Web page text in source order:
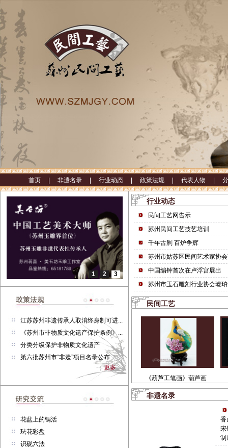
首页 | 非遗名录 | 行业动态 | 政策法规 | 代表人物 |
1 2 3
江苏苏州非遗传承人取消终身制可进...
《苏州市非物质文化遗产保护条例》...
分类分级保护非物质文化遗产
第六批苏州市“非遗”项目名录公布
更多
花盆上的锔活
珐花彩盘
识砚六法
行业动态
民间工艺网告示
苏州民间工艺技艺培训
千年古刹 百炉争辉
苏州市姑苏区民间艺术家协
中国编钟首次在卢浮宫展出
苏州市玉石雕刻行业协会琥
民间工艺
《葫芦工笔画》葫芦画
非遗名录
香
宋
制